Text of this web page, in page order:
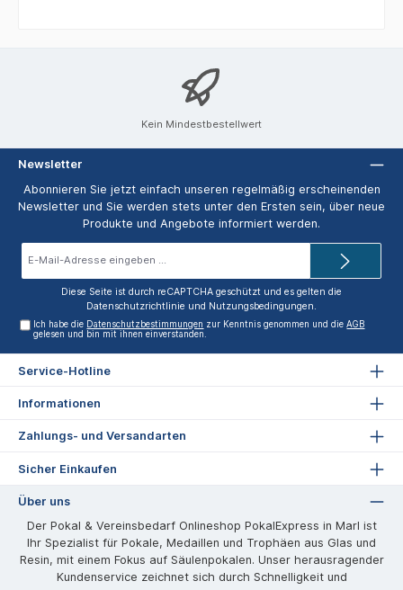
Kein Mindestbestellwert
Newsletter
Abonnieren Sie jetzt einfach unseren regelmäßig erscheinenden
Newsletter und Sie werden stets unter den Ersten sein, über neue
Produkte und Angebote informiert werden.
Diese Seite ist durch reCAPTCHA geschützt und es gelten die
Datenschutzrichtlinie und Nutzungsbedingungen.
Ich habe die Datenschutzbestimmungen zur Kenntnis genommen und dieAGB
gelesen und bin mit ihnen einverstanden.
Service-Hotline
Informationen
Zahlungs- und Versandarten
Sicher Einkaufen
Über uns
Der Pokal & Vereinsbedarf Onlineshop PokalExpress in Marl ist
Ihr Spezialist für Pokale, Medaillen und Trophäen aus Glas und
Resin, mit einem Fokus auf Säulenpokalen. Unser herausragender
Kundenservice zeichnet sich durch Schnelligkeit und